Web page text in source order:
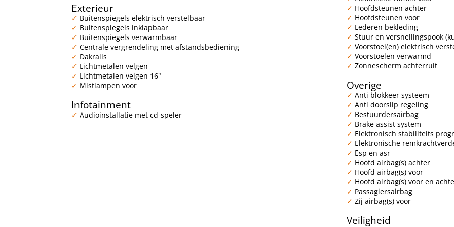
Exterieur
Buitenspiegels elektrisch verstelbaar
Buitenspiegels inklapbaar
Buitenspiegels verwarmbaar
Centrale vergrendeling met afstandsbediening
Dakrails
Lichtmetalen velgen
Lichtmetalen velgen 16"
Mistlampen voor
Infotainment
Audioinstallatie met cd-speler
Hoofdsteunen achter
Hoofdsteunen voor
Lederen bekleding
Stuur en versnellingspook
Voorstoel(en) elektrisch
Voorstoelen verwarmd
Zonnescherm achterruit
Overige
Anti blokkeer systeem
Anti doorslip regeling
Bestuurdersairbag
Brake assist system
Elektronisch stabiliteits
Elektronische
Esp en asr
Hoofd airbag(s) achter
Hoofd airbag(s) voor
Hoofd airbag(s) voor en
Passagiersairbag
Zij airbag(s) voor
Veiligheid